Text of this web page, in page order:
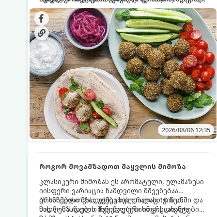
სალათებთან ერთად ან ტახინის (სესამის)
სოუსთან მირთმევისთვის.
იდეალურად შეინარჩუნოს და არ დაიშალოს.
დრო: 10–15 წუთი ულუფა: 20–24 ცალი ბურთულა
(4–6 პორცია)
2026/08/06 12:35
როგორ მოვამზადოთ მაყვლის მიმოზა
კლასიკური მიმოზას ეს არომატული, ულამაზესი
იისფერი ვარიაცია ნამდვილი მშვენებაა
ბრანჩებისთვის, უქმეების დილისთვის ან
სადღესასწაულო წვეულებებისთვის. ახალი
ეს სასმელი მზადდება სულ რაღაც 10 წუთში და
მის მომზადებას მინიმალური ინგრედიენტები